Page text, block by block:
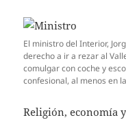
El ministro del Interior,
derecho a ir a rezar al
comulgar con coche y
confesional, al menos en
Religión, economía